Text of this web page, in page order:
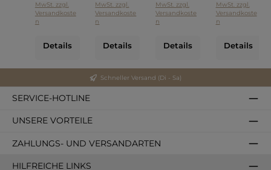
MwSt. zzgl.
Versandkoste
n
Details
MwSt. zzgl.
Versandkoste
n
Details
MwSt. zzgl.
Versandkoste
n
Details
MwSt. zzgl.
Versandkoste
n
Details
Schneller Versand (Di - Sa)
SERVICE-HOTLINE
UNSERE VORTEILE
ZAHLUNGS- UND VERSANDARTEN
HILFREICHE LINKS